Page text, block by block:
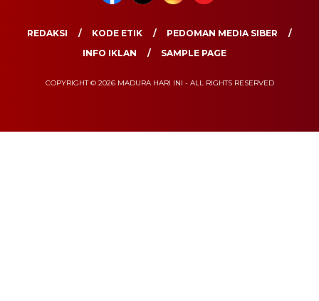
REDAKSI KODE ETIK
PEDOMAN MEDIA SIBER
INFO IKLAN
SAMPLE PAGE
COPYRIGHT © 2026 MADURA HARI INI - ALL RIGHTS RESERVED